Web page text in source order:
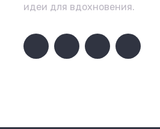
идеи для вдохновения.